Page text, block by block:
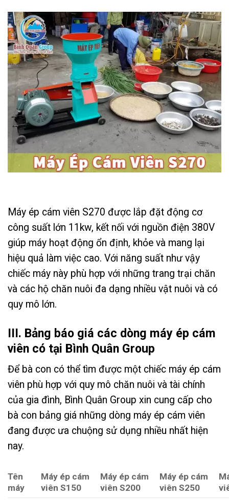
Máy ép cám viên S270 được lắp đặt động cơ
công suất lớn 11kw, kết nối với nguồn điện 380V
giúp máy hoạt động ổn định, khỏe và mang lại
hiệu quả làm việc cao. Với năng suất như vậy
chiếc máy này phù hợp với những trang trại chăn
và các hộ chăn nuôi đa dạng nhiều vật nuôi và có
quy mô lớn.
III. Bảng báo giá các dòng máy ép cám
viên có tại Bình Quân Group
Để bà con có thể tìm được một chiếc máy ép cám
viên phù hợp với quy mô chăn nuôi và tài chính
của gia đình, Bình Quân Group xin cung cấp cho
bà con bảng giá những dòng máy ép cám viên
đang được ưa chuộng sử dụng nhiều nhất hiện
nay.
Tên
máy
Máy ép cám
viên S150
Máy ép cám
viên S200
Máy ép cám
viên S250